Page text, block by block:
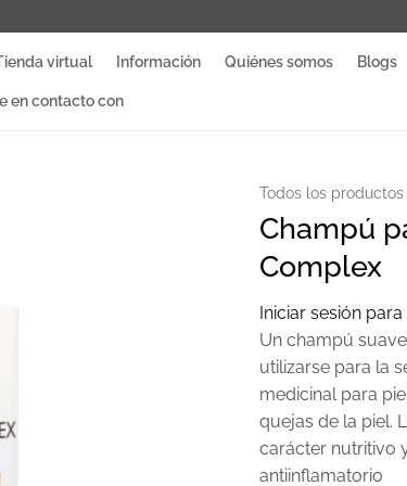
virtual Información Quiénes somos Blogs
en contacto con
Todos los productos
Champú
Complex
Iniciar sesión
Un champú
utilizarse para la
medicinal para
quejas de la piel.
carácter nutritivo
antiinflamatorio